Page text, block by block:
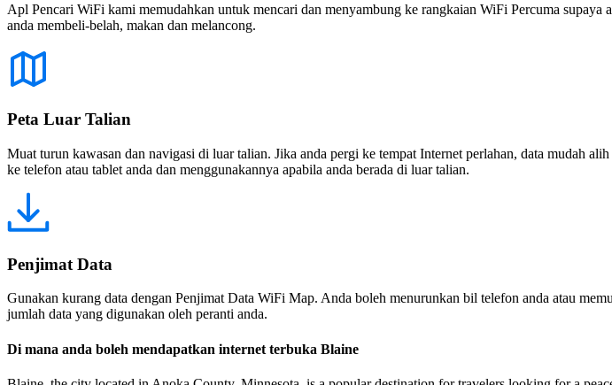
Apl Pencari WiFi kami memudahkan untuk mencari dan menyambung ke rangkaian WiFi Percuma supaya
anda membeli-belah, makan dan melancong.
Peta Luar Talian
Muat turun kawasan dan navigasi di luar talian. Jika anda pergi ke tempat Internet perlahan, data mudah
ke telefon atau tablet anda dan menggunakannya apabila anda berada di luar talian.
Penjimat Data
Gunakan kurang data dengan Penjimat Data WiFi Map. Anda boleh menurunkan bil telefon anda atau
jumlah data yang digunakan oleh peranti anda.
Di mana anda boleh mendapatkan internet terbuka Blaine